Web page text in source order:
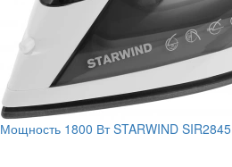
Мощность 1800 Вт STARWIND SIR2845